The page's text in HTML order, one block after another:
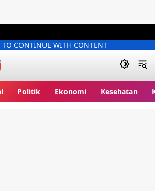
TO CONTINUE WITH CONTENT
Politik Ekonomi Kesehatan